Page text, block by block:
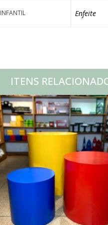
INFANTIL Enfeite
ITENS